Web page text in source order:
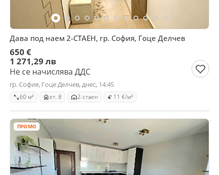
Дава под наем 2-СТАЕН, гр. София, Гоце Делчев
650 €
1 271,29 лв
Не се начислява ДДС
гр. София, Гоце Делчев, днес, 14:45
60 м² ет. 8 2-стаен 11 €/м²
ПРОМО